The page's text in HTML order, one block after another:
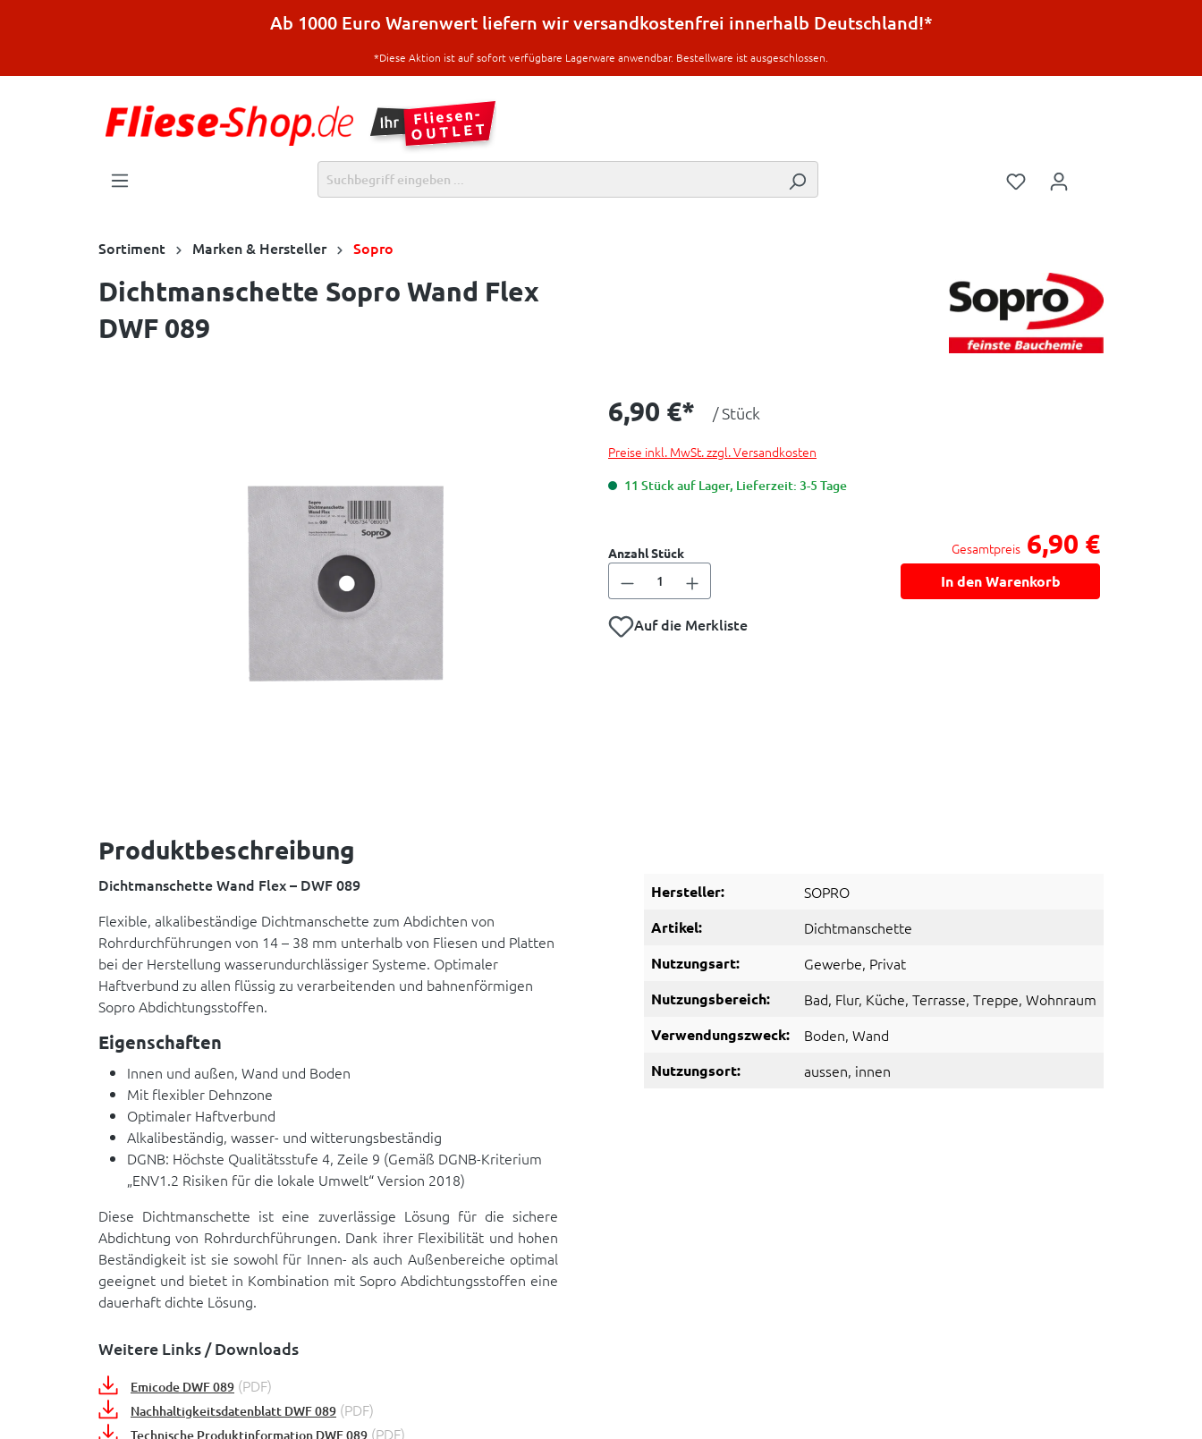
Ab 1000 Euro Warenwert liefern wir versandkostenfrei innerhalb Deutschland!*
*Diese Aktion ist auf sofort verfügbare Lagerware anwendbar. Bestellware ist ausgeschlossen.
Sortiment Marken & Hersteller Sopro
Dichtmanschette Sopro Wand Flex
DWF 089
6,90 €* / Stück
Preise inkl. MwSt. zzgl. Versandkosten
11 Stück auf Lager, Lieferzeit: 3-5 Tage
Anzahl Stück Gesamtpreis 6,90 €
In den Warenkorb
Auf die Merkliste
Produktbeschreibung
Dichtmanschette Wand Flex – DWF 089
Flexible, alkalibeständige Dichtmanschette zum Abdichten von
Rohrdurchführungen von 14 – 38 mm unterhalb von Fliesen und Platten
bei der Herstellung wasserundurchlässiger Systeme. Optimaler
Haftverbund zu allen flüssig zu verarbeitenden und bahnenförmigen
Sopro Abdichtungsstoffen.
Eigenschaften
Innen und außen, Wand und Boden
Mit flexibler Dehnzone
Optimaler Haftverbund
Alkalibeständig, wasser- und witterungsbeständig
DGNB: Höchste Qualitätsstufe 4, Zeile 9 (Gemäß DGNB-Kriterium
„ENV1.2 Risiken für die lokale Umwelt“ Version 2018)
Diese Dichtmanschette ist eine zuverlässige Lösung für die sichere
Abdichtung von Rohrdurchführungen. Dank ihrer Flexibilität und hohen
Beständigkeit ist sie sowohl für Innen- als auch Außenbereiche optimal
geeignet und bietet in Kombination mit Sopro Abdichtungsstoffen eine
dauerhaft dichte Lösung.
Weitere Links / Downloads
Emicode DWF 089 (PDF)
Nachhaltigkeitsdatenblatt DWF 089 (PDF)
Technische Produktinformation DWF 089 (PDF)
Hersteller: SOPRO
Artikel: Dichtmanschette
Nutzungsart: Gewerbe, Privat
Nutzungsbereich: Bad, Flur, Küche, Terrasse, Treppe, Wohnraum
Verwendungszweck: Boden, Wand
Nutzungsort: aussen, innen